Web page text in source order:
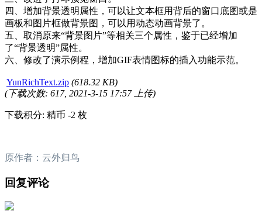
四、增加背景透明属性，可以让文本框用背后的窗口底图或是
画板和图片框做背景图，可以用动态动画背景了。
五、取消原来“背景图片”等相关三个属性，鉴于已经增加
了“背景透明”属性。
六、修改了演示例程，增加GIF表情图标的插入功能示范。
YunRichText.zip (618.32 KB)
(下载次数: 617, 2021-3-15 17:57 上传)
下载积分: 精币 -2 枚
原作者：云外归鸟
回复评论